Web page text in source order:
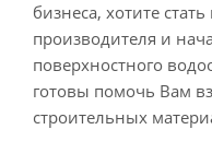
бизнеса, хотите
производителя и
поверхностного
готовы помочь Вам
строительных